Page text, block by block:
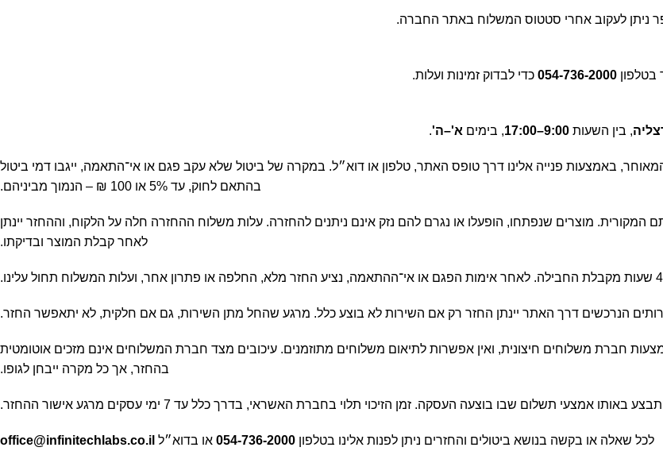
לעקוב אחרי סטטוס המשלוח באתר החברה.
054-736-2000 כדי לבדוק זמינות ועלות.
, בין השעות 9:00–17:00 , בימים א'–ה'.
העסקה, לפי המאוחר, באמצעות פנייה אלינו דרך טופס האתר, טלפון או דוא״ל. במקרה של ביטול שלא עקב פגם או אי־התאמה, ייגבו דמי ביטול
בהתאם לחוק, עד 5% או 100 ₪ – הנמוך מביניהם.
מוצרים שנפתחו, הופעלו או נגרם להם נזק אינם ניתנים להחזרה. עלות משלוח ההחזרה חלה על הלקוח, וההחזר יינתן
לאחר קבלת המוצר ובדיקתו.
הנרכשים דרך האתר יינתן החזר רק אם השירות לא בוצע כלל. מרגע שהחל מתן השירות, גם אם חלקית, לא יתאפשר החזר.
המשלוחים מתבצעים באמצעות חברת משלוחים חיצונית, ואין אפשרות לתיאום משלוחים מתוזמנים. עיכובים מצד חברת המשלוחים אינם מזכים אוטומטית
בהחזר, אך כל מקרה ייבחן לגופו.
באותו אמצעי תשלום שבו בוצעה העסקה. זמן הזיכוי תלוי בחברת האשראי, בדרך כלל עד 7 ימי עסקים מרגע אישור ההחזר.
לכל שאלה או בקשה בנושא ביטולים והחזרים ניתן לפנות אלינו בטלפון 054-736-2000 או בדוא״ל office@infinitechlabs.co.il